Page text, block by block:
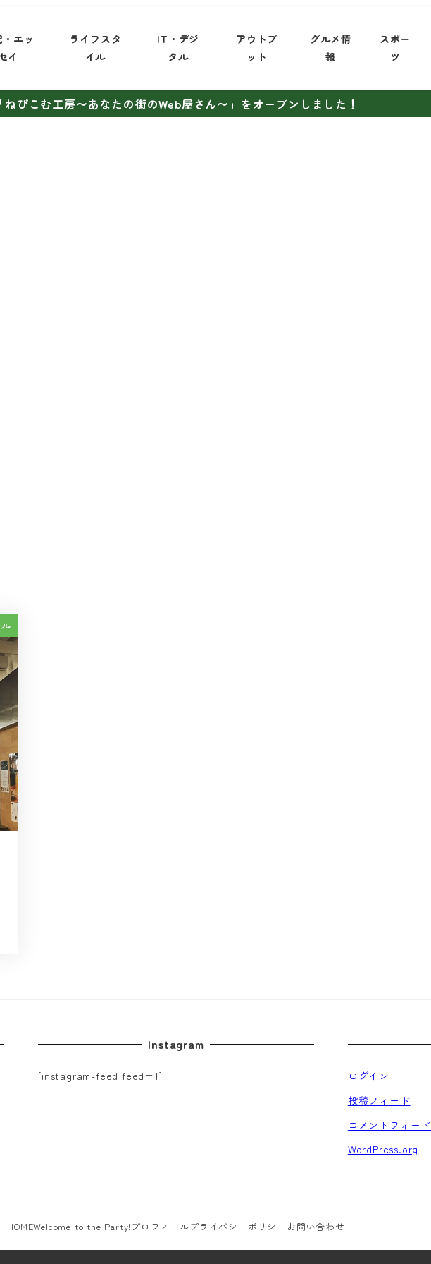
エッ
イ
ライフスタ
イル
IT・デジ
タル
アウトプ
ット
グルメ情
報
スポー
ツ
「ねぴこむ工房〜あなたの街のWeb屋さん〜」をオープンしました！
Instagram
[instagram-feed feed=1]
ログイン
投稿フィード
コメントフィード
WordPress.org
HOMEWelcome to the Party! プロフィールプライバシーポリシー お問い合わせ